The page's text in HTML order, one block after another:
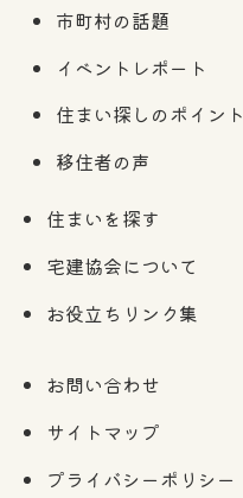
市町村の話題
イベントレポート
住まい探しのポイント
移住者の声
住まいを探す
宅建協会について
お役立ちリンク集
お問い合わせ
サイトマップ
プライバシーポリシー